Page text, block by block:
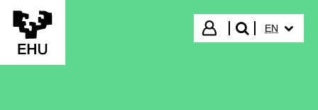
Skip to Main Content
Login
search"
EN